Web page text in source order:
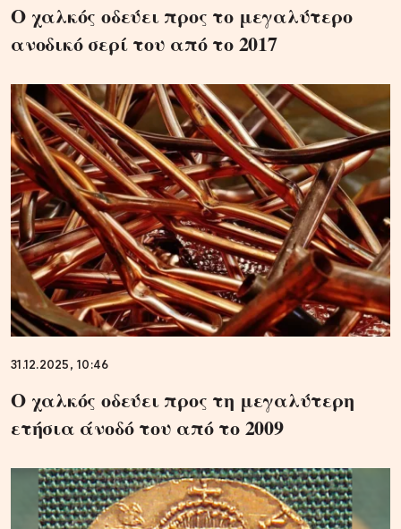
Ο χαλκός οδεύει προς το μεγαλύτερο
ανοδικό σερί του από το 2017
31.12.2025, 10:46
Ο χαλκός οδεύει προς τη μεγαλύτερη
ετήσια άνοδό του από το 2009